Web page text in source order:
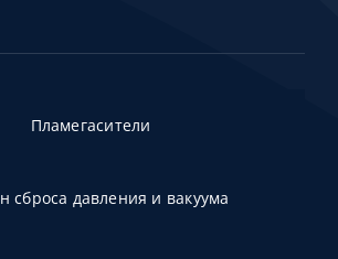
Пламегасители
сброса давления и вакуума